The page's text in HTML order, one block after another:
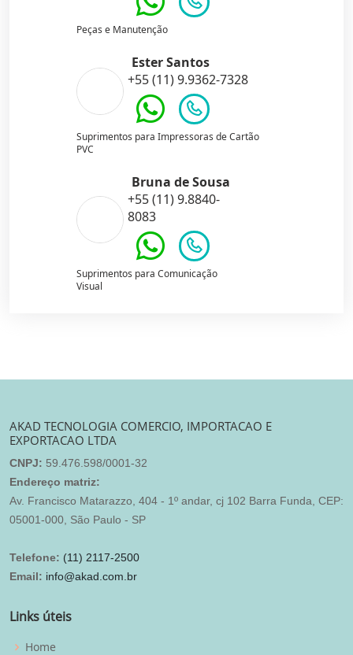
Peças e Manutenção
Ester Santos
+55 (11) 9.9362-7328
Suprimentos para Impressoras de Cartão
PVC
Bruna de Sousa
+55 (11) 9.8840-
8083
Suprimentos para Comunicação
Visual
AKAD TECNOLOGIA COMERCIO, IMPORTACAO E
EXPORTACAO LTDA
CNPJ: 59.476.598/0001-32
Endereço matriz:
Av. Francisco Matarazzo, 404 - 1º andar, cj 102 Barra Funda, CEP:
05001-000, São Paulo - SP
Telefone: (11) 2117-2500
Email: info@akad.com.br
Links úteis
Home